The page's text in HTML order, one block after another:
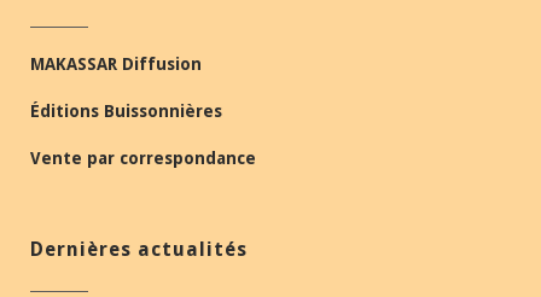
MAKASSAR Diffusion
Éditions Buissonnières
Vente par correspondance
Dernières actualités